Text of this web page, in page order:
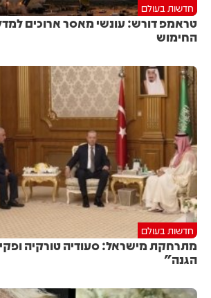
חדשות בעולם
טראמפ דורש: עונשי מאסר ארוכים
החימוש
חדשות בעולם
מתרחקת מישראל: סעודיה טורקיה
הגנה"